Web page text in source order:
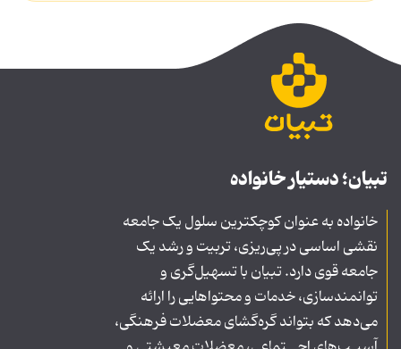
تبیان؛ دستیار خانواده
خانواده به عنوان کوچکترین سلول یک جامعه
نقشی اساسی در پی‌ریزی، تربیت و رشد یک
جامعه قوی دارد. تبیان با تسهیل‌گری و
توانمندسازی، خدمات و محتواهایی را ارائه
می‌دهد که بتواند گره‌گشای معضلات فرهنگی،